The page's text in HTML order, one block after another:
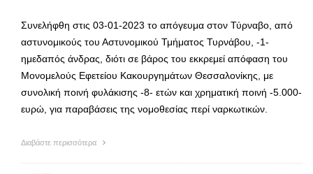
Συνελήφθη στις 03-01-2023 το απόγευμα στον Τύρναβο, από
αστυνομικούς του Αστυνομικού Τμήματος Τυρνάβου, -1-
ημεδαπός άνδρας, διότι σε βάρος του εκκρεμεί απόφαση του
Μονομελούς Εφετείου Κακουργημάτων Θεσσαλονίκης, με
συνολική ποινή φυλάκισης -8- ετών και χρηματική ποινή -5.000-
ευρώ, για παραβάσεις της νομοθεσίας περί ναρκωτικών.
Διαβάστε περισσότερα